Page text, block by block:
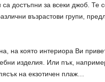
достъпни за всеки джоб. Те
възрастови групи,
на която интериора Ви
изделия. Или пък,
на екзотичен плаж…